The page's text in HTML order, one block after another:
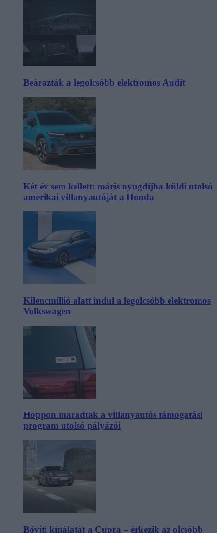
Beárazták a legolcsóbb elektromos Audit
Két év sem kellett: máris nyugdíjba küldi utolsó
amerikai villanyautóját a Honda
Kilencmillió alatt indul a legolcsóbb elektromos
Volkswagen
Hoppon maradtak a villanyautós támogatási
program utolsó pályázói
Bővíti kínálatát a Cupra – érkezik az olcsóbb